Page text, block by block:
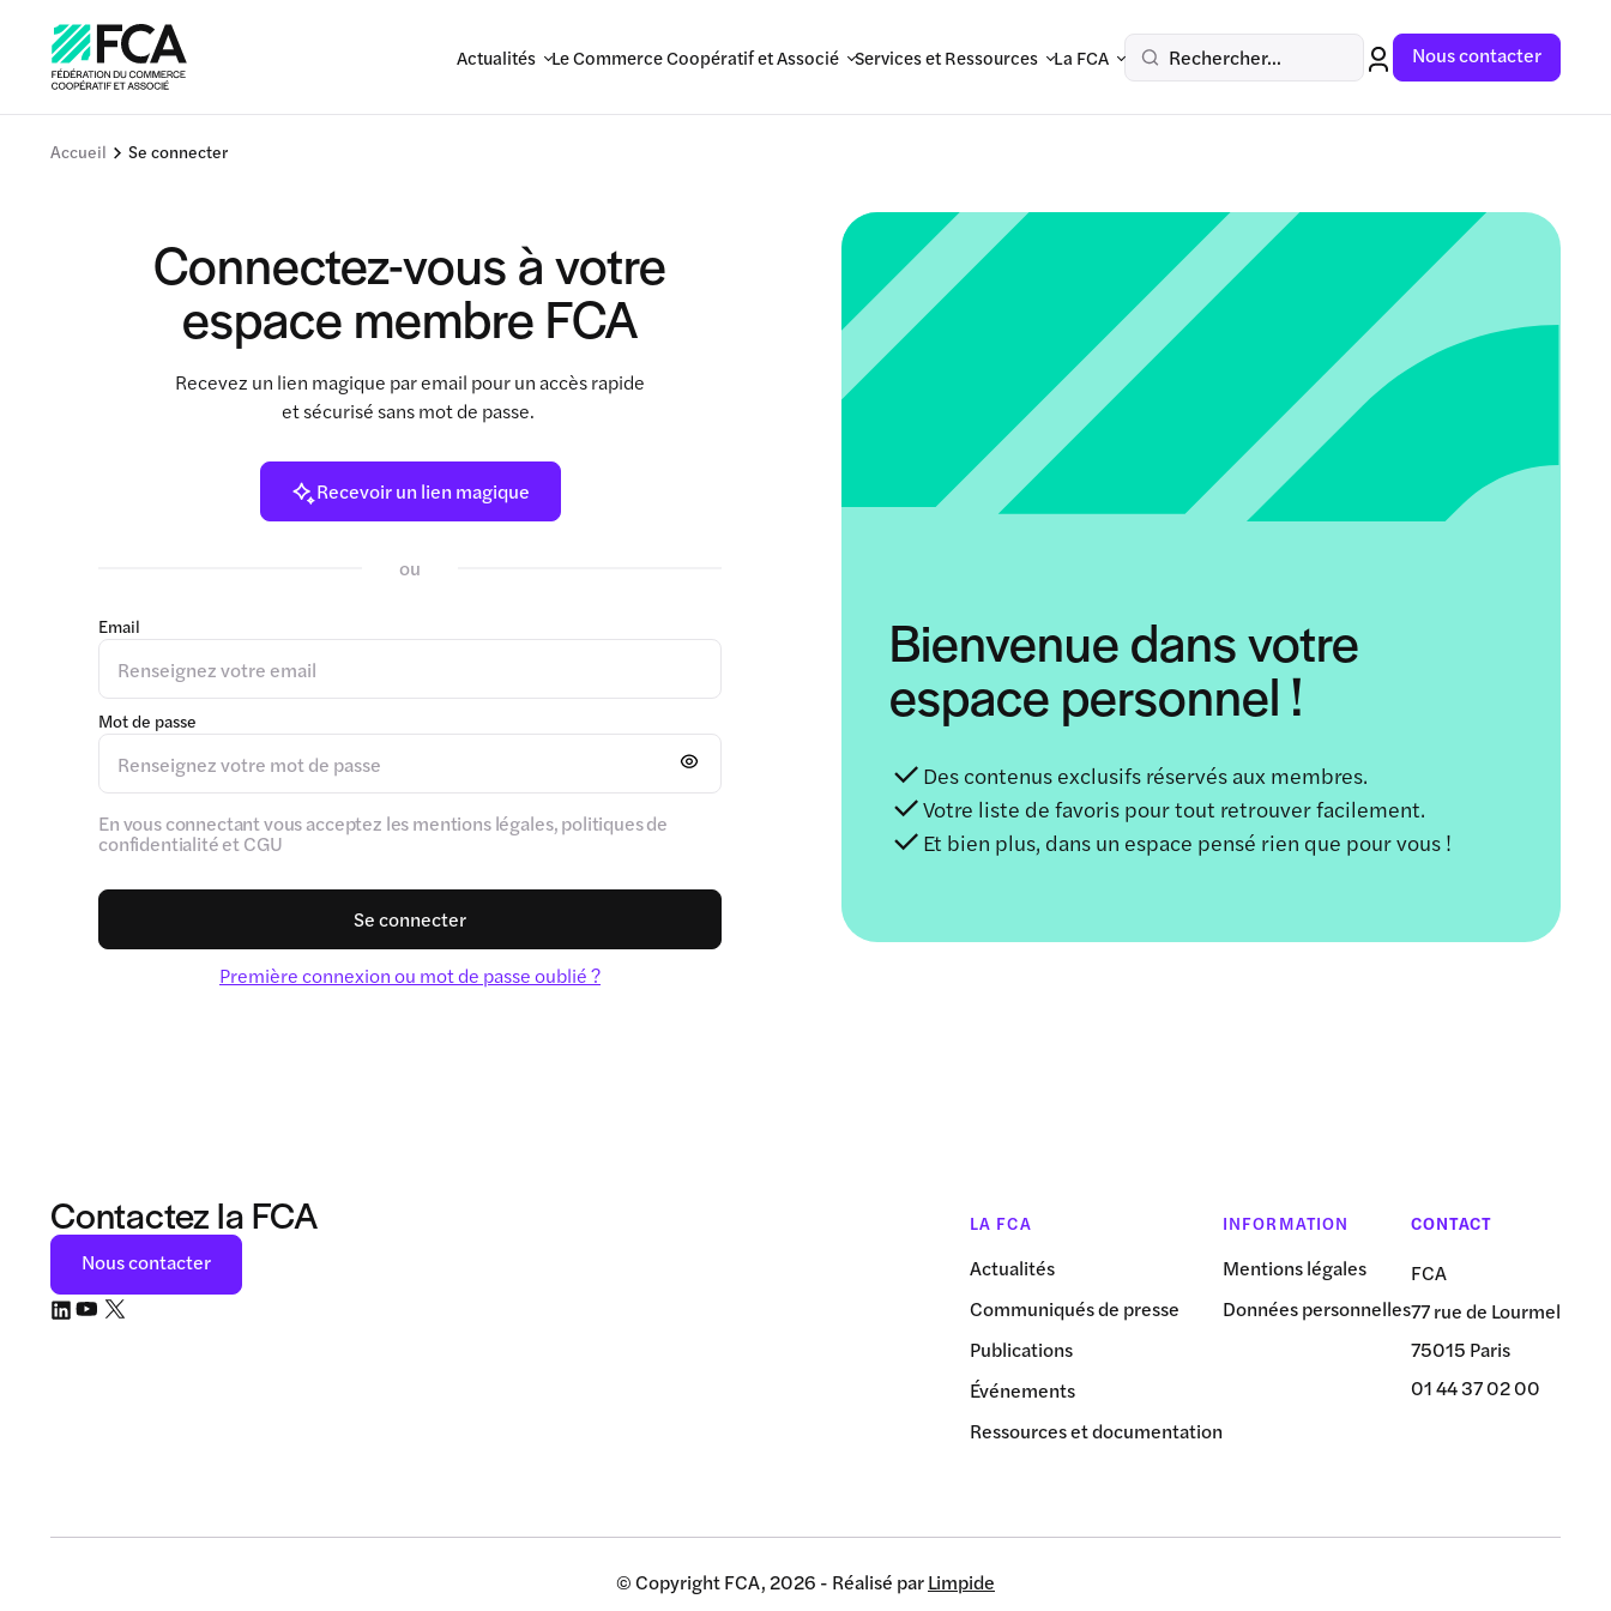
Actualités Le Commerce Coopératif et Associé Services et Ressources La FCA Rechercher... Nous contacter
Accueil Se connecter
Connectez-vous à votre
espace membre FCA
Recevez un lien magique par email pour un accès rapide
et sécurisé sans mot de passe.
Recevoir un lien magique
ou
Email
Mot de passe
En vous connectant vous acceptez les mentions légales, politiques de
confidentialité et CGU
Se connecter
Première connexion ou mot de passe oublié ?
Bienvenue dans votre
espace personnel !
Des contenus exclusifs réservés aux membres.
Votre liste de favoris pour tout retrouver facilement.
Et bien plus, dans un espace pensé rien que pour vous !
Contactez la FCA
Nous contacter
LA FCA
Actualités
Communiqués de presse
Publications
Événements
Ressources et documentation
INFORMATION
Mentions légales
Données personnelles
CONTACT
FCA
77 rue de Lourmel
75015 Paris
01 44 37 02 00
© Copyright FCA, 2026 - Réalisé parLimpide